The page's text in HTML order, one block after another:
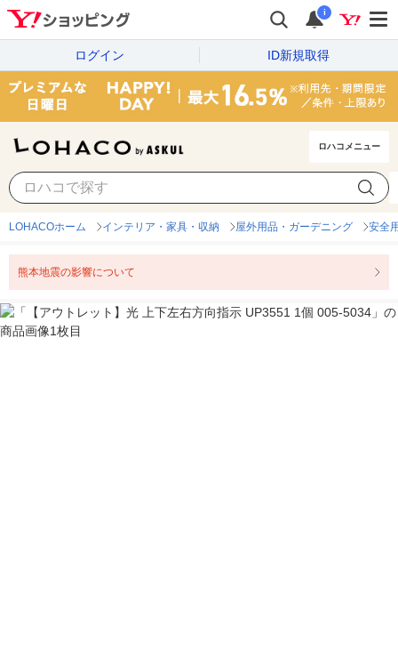
i
ログイン ID新規取得
ロハコメニュー
LOHACOホーム インテリア・家具・収納 屋外用品・ガーデニング 安全
熊本地震の影響について